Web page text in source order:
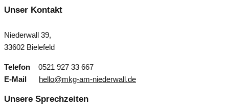
Unser Kontakt
Niederwall 39,
33602 Bielefeld
Telefon 0521 927 33 667
E-Mail
hello@mkg-am-niederwall.de
Unsere Sprechzeiten